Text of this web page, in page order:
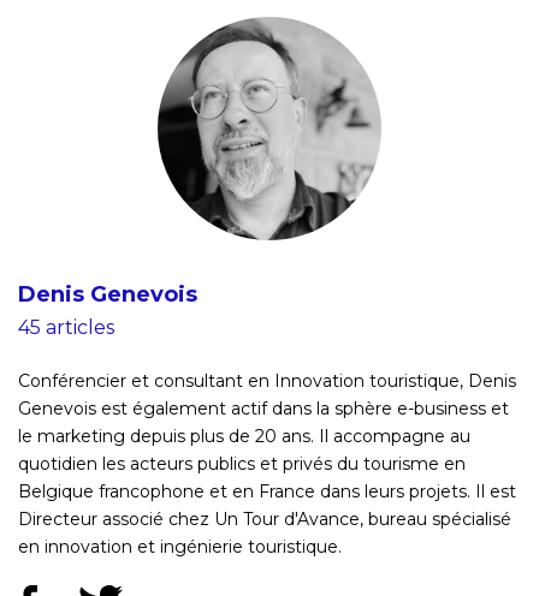
Denis Genevois
45 articles
Conférencier et consultant en Innovation touristique, Denis
Genevois est également actif dans la sphère e-business et
le marketing depuis plus de 20 ans. Il accompagne au
quotidien les acteurs publics et privés du tourisme en
Belgique francophone et en France dans leurs projets. Il est
Directeur associé chez Un Tour d'Avance, bureau spécialisé
en innovation et ingénierie touristique.